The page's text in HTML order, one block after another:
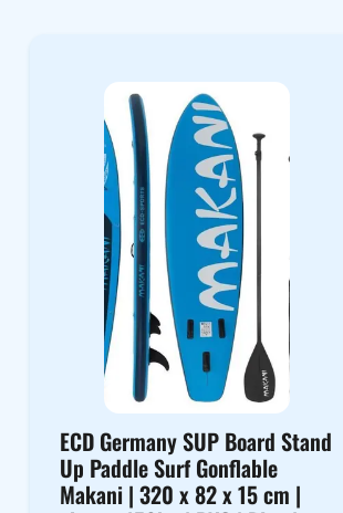
ECD Germany SUP Board Stand
Up Paddle Surf Gonflable
Makani | 320 x 82 x 15 cm |